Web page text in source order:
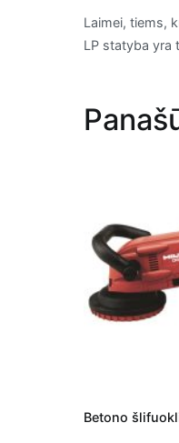
Laimei, tiems,
LP statyba yra
Betono